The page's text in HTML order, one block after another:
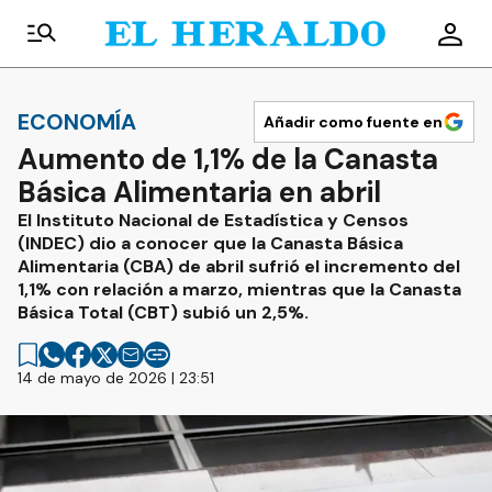
ECONOMÍA Añadir como fuente en
Aumento de 1,1% de la Canasta
Básica Alimentaria en abril
El Instituto Nacional de Estadística y Censos
(INDEC) dio a conocer que la Canasta Básica
Alimentaria (CBA) de abril sufrió el incremento del
1,1% con relación a marzo, mientras que la Canasta
Básica Total (CBT) subió un 2,5%.
14 de mayo de 2026 | 23:51